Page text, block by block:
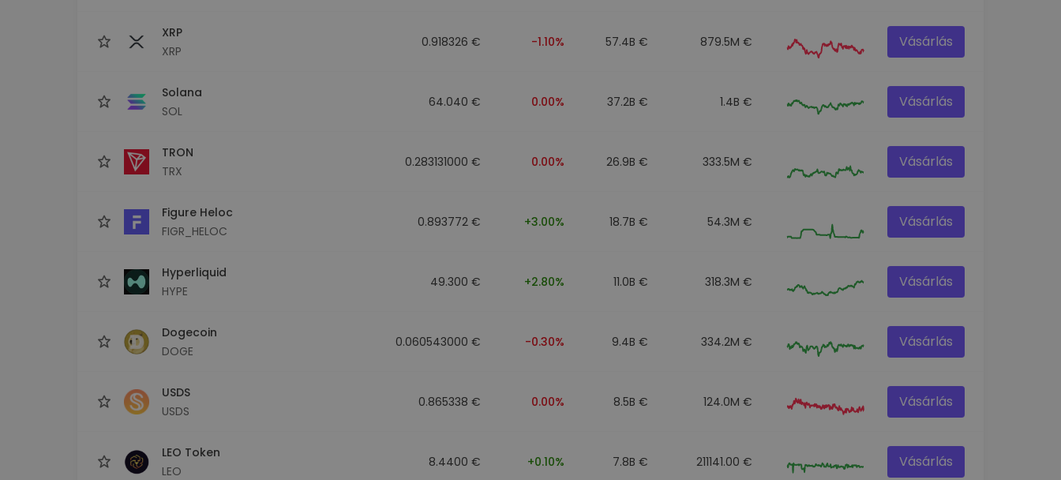
XRP
XRP
0.918326 € -1.10% 57.4B € 879.5M € Vásárlás
Solana
SOL
64.040 € 0.00% 37.2B € 1.4B € Vásárlás
TRON
TRX
0.283131000 € 0.00% 26.9B € 333.5M € Vásárlás
Figure Heloc
FIGR_HELOC
0.893772 € +3.00% 18.7B € 54.3M € Vásárlás
Hyperliquid
HYPE
49.300 € +2.80% 11.0B € 318.3M € Vásárlás
Dogecoin
DOGE
0.060543000 € -0.30% 9.4B € 334.2M € Vásárlás
USDS
USDS
0.865338 € 0.00% 8.5B € 124.0M € Vásárlás
LEO Token
LEO
8.4400 € +0.10% 7.8B € 211141.00 € Vásárlás